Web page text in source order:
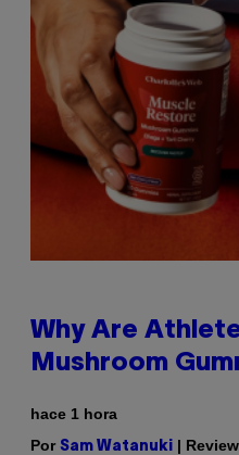
Why Are
Mushroom
hace 1 hora
Por Sam Watanuki |